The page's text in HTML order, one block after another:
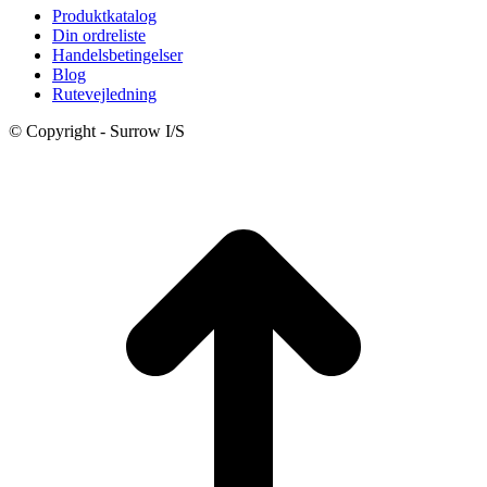
Produktkatalog
Din ordreliste
Handelsbetingelser
Blog
Rutevejledning
© Copyright - Surrow I/S